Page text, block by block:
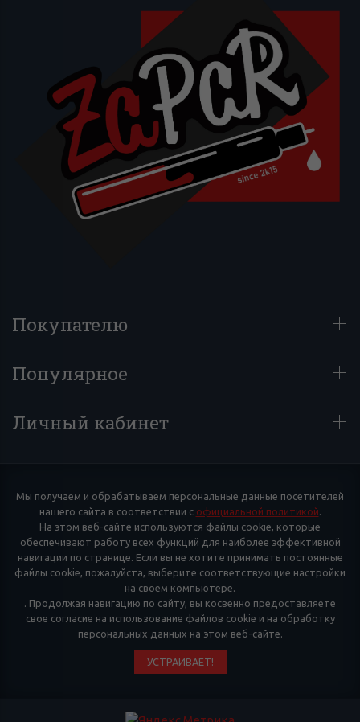
Покупателю
Популярное
Личный кабинет
Мы получаем и обрабатываем персональные данные посетителей
нашего сайта в соответствии с официальной политикой.
На этом веб-сайте используются файлы cookie, которые
обеспечивают работу всех функций для наиболее эффективной
навигации по странице. Если вы не хотите принимать постоянные
файлы cookie, пожалуйста, выберите соответствующие настройки
на своем компьютере.
. Продолжая навигацию по сайту, вы косвенно предоставляете
свое согласие на использование файлов cookie и на обработку
персональных данных на этом веб-сайте.
УСТРАИВАЕТ!